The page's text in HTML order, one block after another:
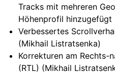
Tracks mit mehreren
Höhenprofil hinzugefügt
Verbessertes
(Mikhail Listratsenka)
Korrekturen am Rechts-
(RTL) (Mikhail